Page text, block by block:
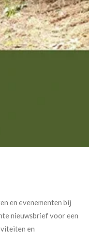
en evenementen bij
nieuwsbrief voor een
en